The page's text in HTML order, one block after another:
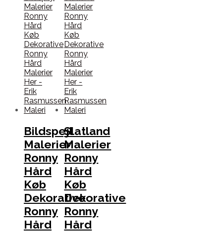
Bildspejl
Malerier
Ronny
Hård
Køb
Dekorative
Ronny
Hård
Slatland
Malerier
Ronny
Hård
Køb
Dekorative
Ronny
Hård